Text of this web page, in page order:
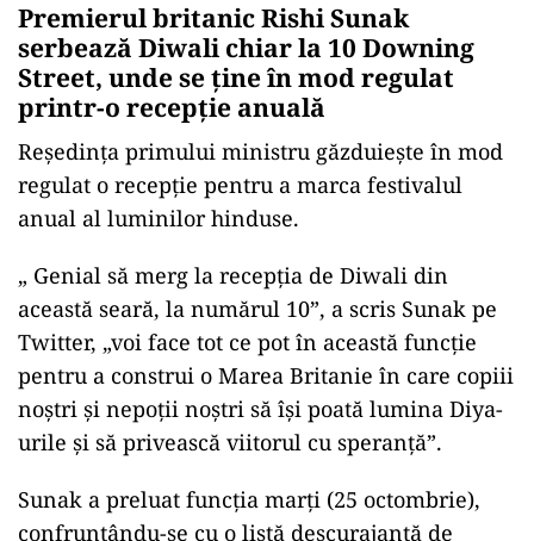
Premierul britanic Rishi Sunak
serbează Diwali chiar la 10 Downing
Street, unde se ține în mod regulat
printr-o recepție anuală
Reședința primului ministru găzduiește în mod
regulat o recepție pentru a marca festivalul
anual al luminilor hinduse.
„ Genial să merg la recepția de Diwali din
această seară, la numărul 10”, a scris Sunak pe
Twitter, „voi face tot ce pot în această funcție
pentru a construi o Marea Britanie în care copiii
noștri și nepoții noștri să își poată lumina Diya-
urile și să privească viitorul cu speranță”.
Sunak a preluat funcția marți (25 octombrie),
confruntându-se cu o listă descurajantă de